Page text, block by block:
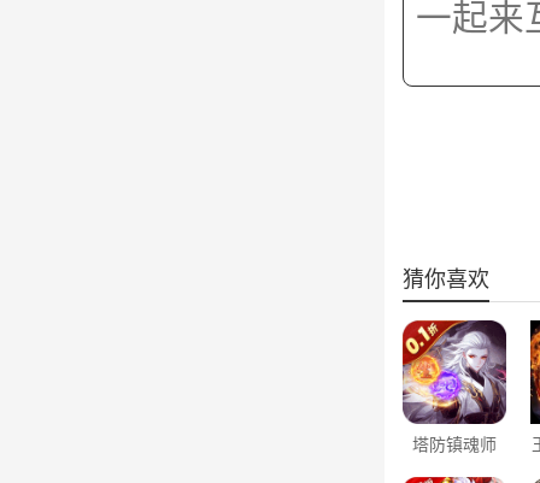
猜你喜欢
塔防镇魂师